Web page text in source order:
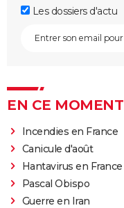
Les dossiers d'actu
EN CE MOMENT
Incendies en France
Canicule d'août
Hantavirus en France
Pascal Obispo
Guerre en Iran